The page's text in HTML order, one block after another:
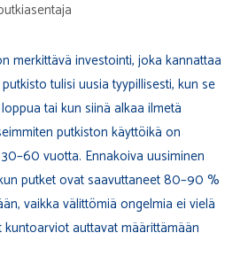
merkittävä investointi, joka kannattaa
tulisi uusia tyypillisesti, kun se
tai kun siinä alkaa ilmetä
putkiston käyttöikä on
vuotta. Ennakoiva uusiminen
putket ovat saavuttaneet 80–90 %
vaikka välittömiä ongelmia ei vielä
auttavat määrittämään